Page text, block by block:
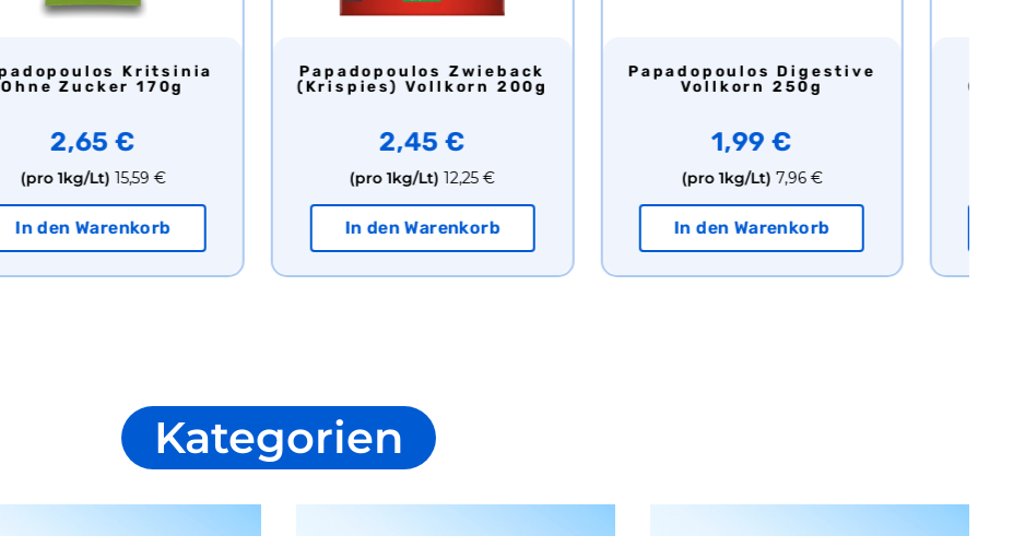
Ohne Zucker 170g
2,65 €
(pro 1kg/Lt) 15,59 €
In den Warenkorb
Papadopoulos Zwieback
(krispies) Vollkorn 200g
2,45 €
(pro 1kg/Lt) 12,25 €
In den Warenkorb
Papadopoulos Digestive
Vollkorn 250g
1,99 €
(pro 1kg/Lt) 7,96 €
In den Warenkorb
Kategorien